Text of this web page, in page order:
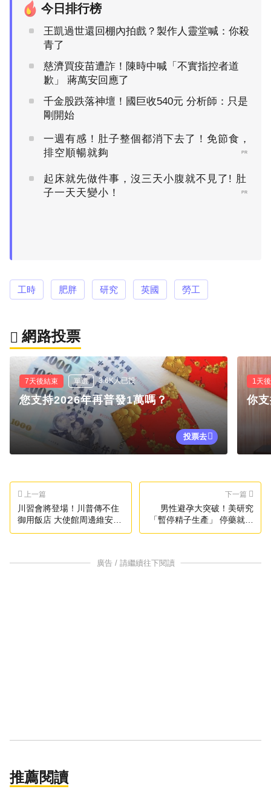
今日排行榜
王凱過世還回棚內拍戲？製作人靈堂喊：你殺
青了
慈濟買疫苗遭詐！陳時中喊「不實指控者道
歉」 蔣萬安回應了
千金股跌落神壇！國巨收540元 分析師：只是
剛開始
一週有感！肚子整個都消下去了！免節食，
排空順暢就夠
PR
起床就先做件事，沒三天小腹就不見了! 肚
子一天天變小！
PR
工時 肥胖 研究 英國 勞工
網路投票
7天後結束 單選 3.6K人已投
您支持2026年再普發1萬嗎？
投票去
1天
你
上一篇
川習會將登場！川普傳不住
御用飯店 大使館周邊維安升
級
下一篇
男性避孕大突破！美研究
「暫停精子生產」 停藥就恢
復
廣告 / 請繼續往下閱讀
推薦閱讀